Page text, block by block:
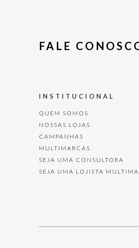
FALE
INSTITUCIONAL
QUEM SOMOS
NOSSAS LOJAS
CAMPANHAS
MULTIMARCAS
SEJA UMA CONSULTORA
SEJA UMA LOJISTA